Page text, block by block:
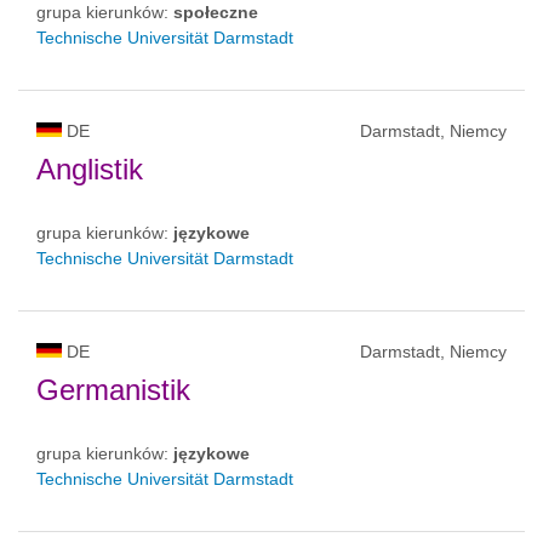
grupa kierunków: społeczne
Technische Universität Darmstadt
DE Darmstadt, Niemcy
Anglistik
grupa kierunków: językowe
Technische Universität Darmstadt
DE Darmstadt, Niemcy
Germanistik
grupa kierunków: językowe
Technische Universität Darmstadt